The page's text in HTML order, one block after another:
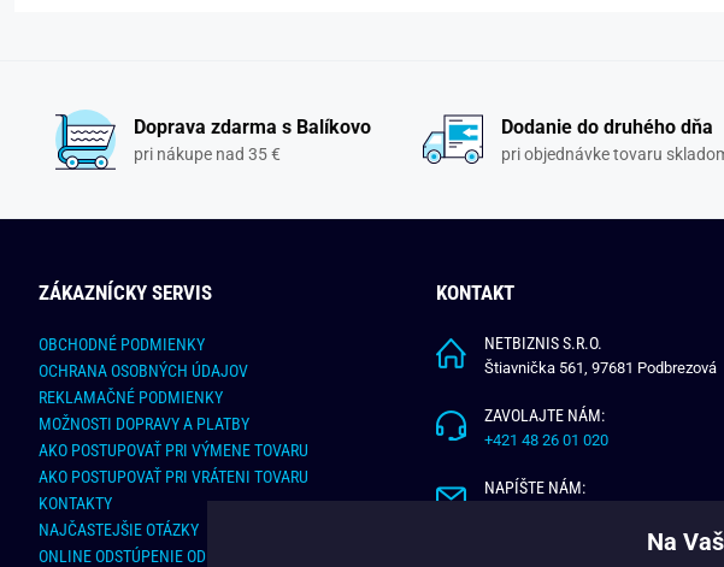
Doprava zdarma s Balíkovo
pri nákupe nad 35 €
Dodanie do druhého dňa
pri objednávke tovaru
ZÁKAZNÍCKY SERVIS
OBCHODNÉ PODMIENKY
OCHRANA OSOBNÝCH ÚDAJOV
REKLAMAČNÉ PODMIENKY
MOŽNOSTI DOPRAVY A PLATBY
AKO POSTUPOVAŤ PRI VÝMENE TOVARU
AKO POSTUPOVAŤ PRI VRÁTENI TOVARU
KONTAKTY
NAJČASTEJŠIE OTÁZKY
ONLINE ODSTÚPENIE OD ZMLUVY
KONTAKT
NETBIZNIS S.R.O.
Štiavnička 561, 97681 Podbrezová
ZAVOLAJTE NÁM:
+421 48 26 01 020
NAPÍŠTE NÁM:
Na